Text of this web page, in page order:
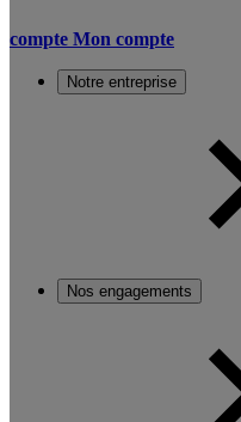
compte Mon compte
Notre entreprise
Nos engagements